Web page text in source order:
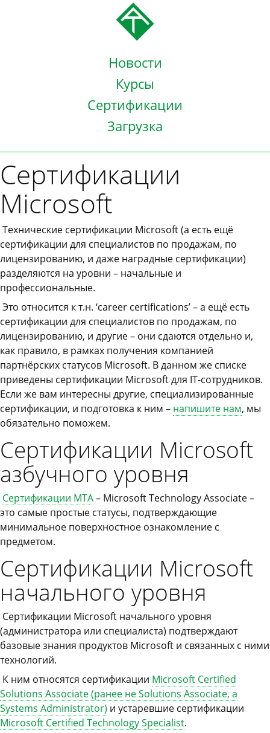
Новости
Курсы
Сертификации
Загрузка
Сертификации
Microsoft
Технические сертификации Microsoft (а есть ещё
сертификации для специалистов по продажам, по
лицензированию, и даже наградные сертификации)
разделяются на уровни – начальные и
профессиональные.
Это относится к т.н. ‘career certifications’ – а ещё есть
сертификации для специалистов по продажам, по
лицензированию, и другие – они сдаются отдельно и,
как правило, в рамках получения компанией
партнёрских статусов Microsoft. В данном же списке
приведены сертификации Microsoft для IT-сотрудников.
Если же вам интересны другие, специализированные
сертификации, и подготовка к ним – напишите нам, мы
обязательно поможем.
Сертификации Microsoft
азбучного уровня
Сертификации MTA– Microsoft Technology Associate –
это самые простые статусы, подтверждающие
минимальное поверхностное ознакомление с
предметом.
Сертификации Microsoft
начального уровня
Сертификации Microsoft начального уровня
(администратора или специалиста) подтверждают
базовые знания продуктов Microsoft и связанных с ними
технологий.
К ним относятся сертификации Microsoft Certified
Solutions Associate (ранее не Solutions Associate, а
Systems Administrator) и устаревшие сертификации
Microsoft Certified Technology Specialist.